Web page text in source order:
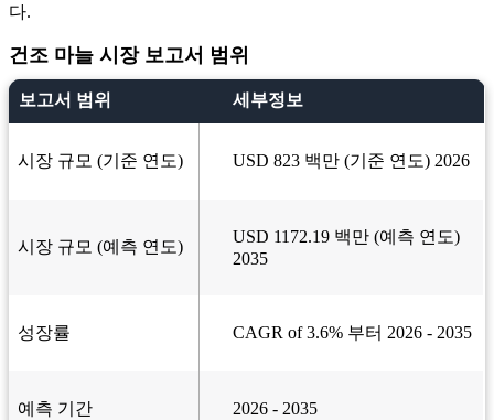
다.
건조 마늘 시장 보고서 범위
보고서 범위 세부정보
시장 규모 (기준 연도) USD 823 백만 (기준 연도) 2026
시장 규모 (예측 연도)
USD 1172.19 백만 (예측 연도)
2035
성장률 CAGR of 3.6% 부터 2026 - 2035
예측 기간 2026 - 2035